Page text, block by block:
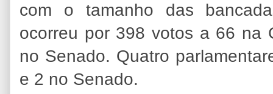
com o tamanho das
ocorreu por 398 votos a 66 na
no Senado. Quatro
e 2 no Senado.